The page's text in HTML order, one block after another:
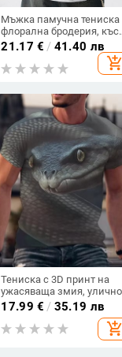
Мъжка памучна тениска
флорална бродерия, къс
ръкав, свободна кройка,
дишаща лятна топ
21.17 € / 41.40 лв
add_shopping_cart
Тениска с 3D принт на
ужасяваща змия, улично
облекло, ежедневна,
унисекс мода, тениска с
къс ръкав с голям размер
17.99 € / 35.19 лв
add_shopping_cart